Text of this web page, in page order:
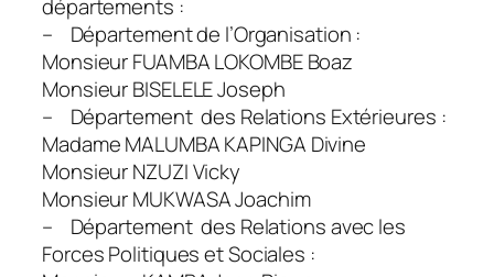
départements :
– Département de l’Organisation :
Monsieur FUAMBA LOKOMBE Boaz
Monsieur BISELELE Joseph
– Département des Relations Extérieures :
Madame MALUMBA KAPINGA Divine
Monsieur NZUZI Vicky
Monsieur MUKWASA Joachim
– Département des Relations avec les
Forces Politiques et Sociales :